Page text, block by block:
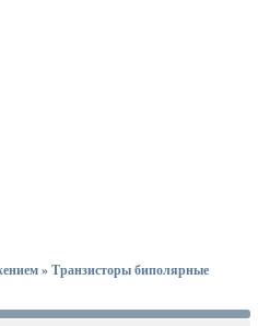
» Транзисторы биполярные